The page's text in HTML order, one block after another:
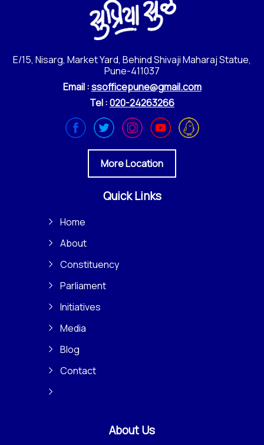
E/15, Nisarg, Market Yard, Behind Shivaji Maharaj Statue,
Pune-411037
Email :ssofficepune@gmail.com
Tel :020-24263266
More Location
Quick Links
Home
About
Constituency
Parliament
Initiatives
Media
Blog
Contact
About Us